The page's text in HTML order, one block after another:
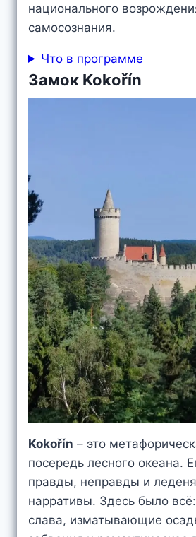
национального
самосознания.
Что в программе
Замок Kokořín
Kokořín – это
посередь лесного океана.
правды, неправды и
нарративы. Здесь было
слава, изматывающие